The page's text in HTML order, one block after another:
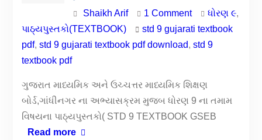
Shaikh Arif 1 Comment ધોરણ ૯,
પાઠ્યપુસ્તકો(TEXTBOOK)
std 9 gujarati textbook
pdf, std 9 gujarati textbook pdf download, std 9
textbook pdf
ગુજરાત માધ્યમિક અને ઉચ્ચત્તર માધ્યમિક શિક્ષણ
બોર્ડ,ગાંધીનગર ના અભ્યાસક્રમ મુજબ ધોરણ 9 ના તમામ
વિષયના પાઠ્યપુસ્તકો( STD 9 TEXTBOOK GSEB
Read more